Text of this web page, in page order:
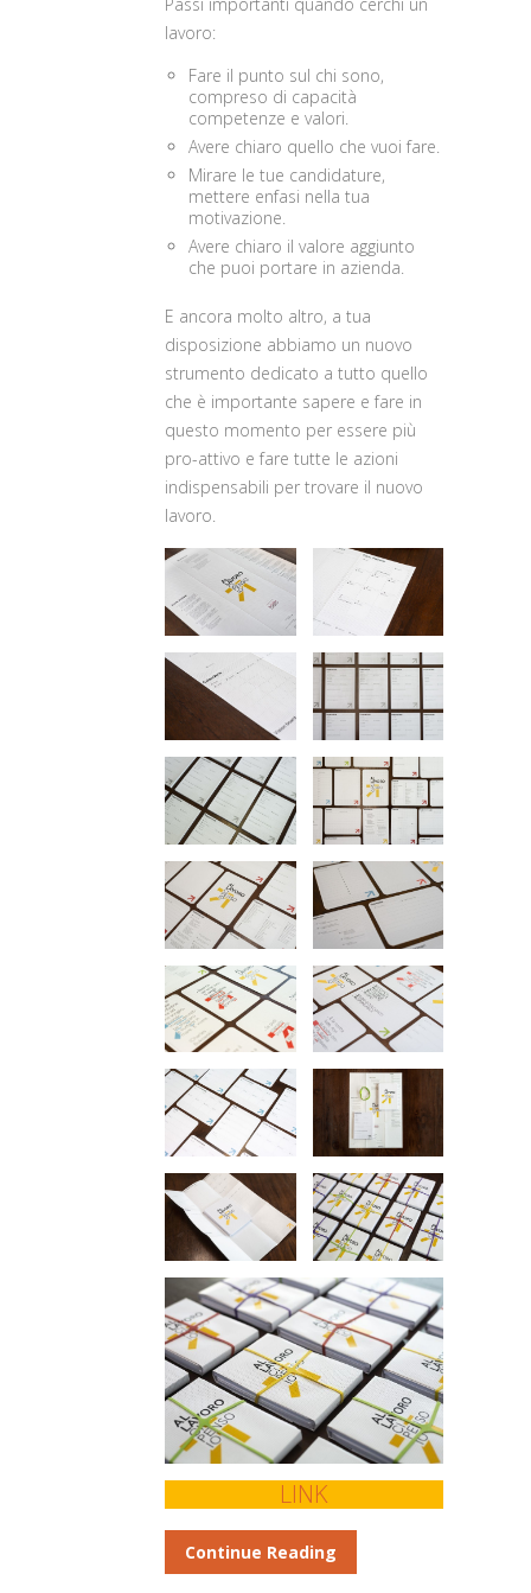
Passi importanti quando cerchi un
lavoro:
Fare il punto sul chi sono,
compreso di capacità
competenze e valori.
Avere chiaro quello che vuoi fare.
Mirare le tue candidature,
mettere enfasi nella tua
motivazione.
Avere chiaro il valore aggiunto
che puoi portare in azienda.
E ancora molto altro, a tua
disposizione abbiamo un nuovo
strumento dedicato a tutto quello
che è importante sapere e fare in
questo momento per essere più
pro-attivo e fare tutte le azioni
indispensabili per trovare il nuovo
lavoro.
LINK
Continue Reading